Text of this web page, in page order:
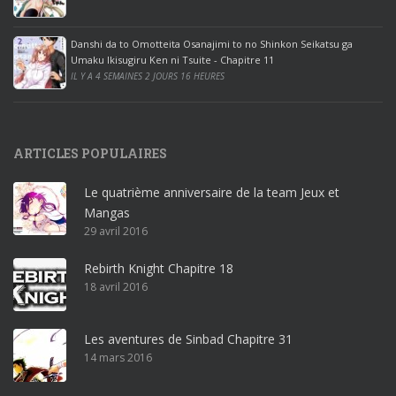
c
e
2
0
1
r
o
ff
i
c
e
3
r
Danshi da to Omotteita Osanajimi to no Shinkon Seikatsu ga
Umaku Ikisugiru Ken ni Tsuite - Chapitre 11
IL Y A 4 SEMAINES 2 JOURS 16 HEURES
ARTICLES POPULAIRES
Le quatrième anniversaire de la team Jeux et
Mangas
29 avril 2016
Rebirth Knight Chapitre 18
18 avril 2016
Les aventures de Sinbad Chapitre 31
14 mars 2016